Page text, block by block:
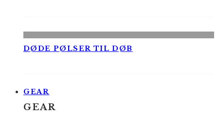
DØDE PØLSER TIL DØB
GEAR
GEAR